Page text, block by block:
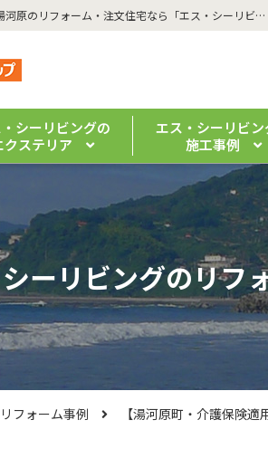
| 【湯河原町・介護保険適用住宅改修工事】屋内階段に手すりを取り付けました。 | 湯河原のリフォーム・注文住宅なら「エス・シーリビング」｜ 真鶴・熱海の新築・リノベーションもお任せください
シーリビングの
クステリア
エス・シーリビン
施工事例
ーリビングのリフ
リフォーム事例